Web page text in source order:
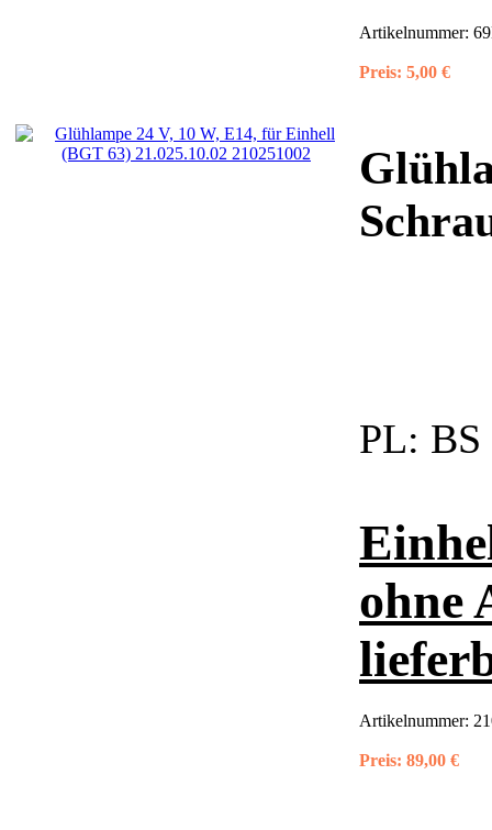
Artikelnummer:
Preis: 5,00 €
PL: BS
ohne
Artikelnummer:
Preis: 89,00 €